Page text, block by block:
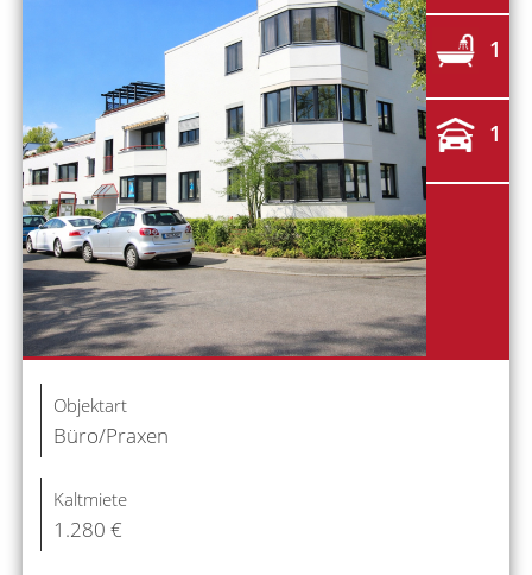
1
1
Objektart
Büro/Praxen
Kaltmiete
1.280 €